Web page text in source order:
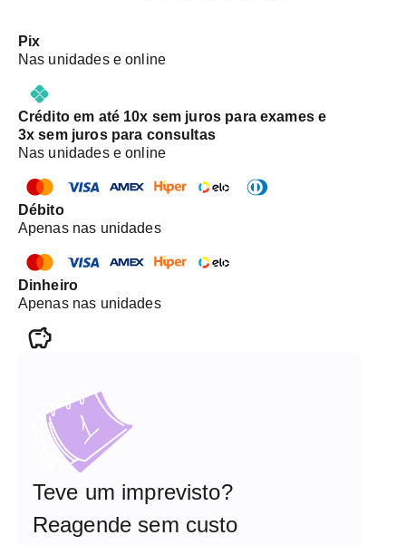
Pix
Nas unidades e online
Crédito em até 10x sem juros para exames e
3x sem juros para consultas
Nas unidades e online
Débito
Apenas nas unidades
Dinheiro
Apenas nas unidades
Teve um imprevisto?
Reagende sem custo